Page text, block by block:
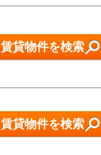
賃貸物件を検索
賃貸物件を検索